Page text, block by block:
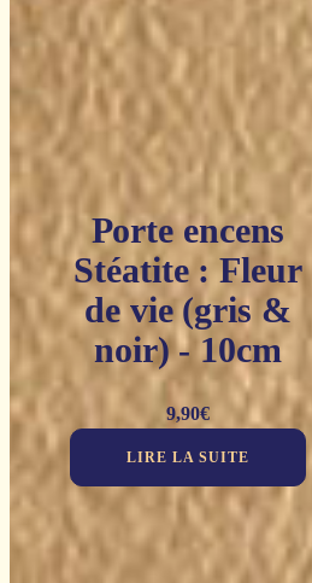
Porte encens
Stéatite : Fleur
de vie (gris &
noir) - 10cm
9,90€
LIRE LA SUITE